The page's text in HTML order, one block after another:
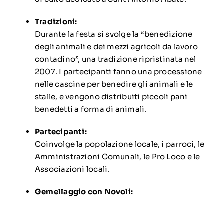
Tradizioni:
Durante la festa si svolge la “benedizione
degli animali e dei mezzi agricoli da lavoro
contadino”, una tradizione ripristinata nel
2007. I partecipanti fanno una processione
nelle cascine per benedire gli animali e le
stalle, e vengono distribuiti piccoli pani
benedetti a forma di animali.
Partecipanti:
Coinvolge la popolazione locale, i parroci, le
Amministrazioni Comunali, le Pro Loco e le
Associazioni locali.
Gemellaggio con Novoli: